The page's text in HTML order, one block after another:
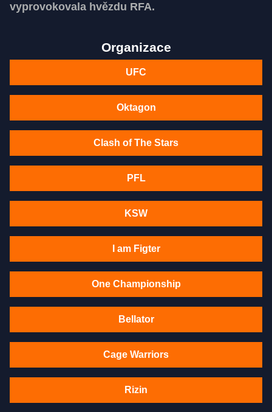
vyprovokovala hvězdu RFA.
Organizace
UFC
Oktagon
Clash of The Stars
PFL
KSW
I am Figter
One Championship
Bellator
Cage Warriors
Rizin